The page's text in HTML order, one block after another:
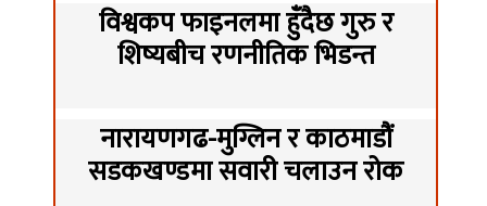
विश्वकप फाइनलमा हुँदैछ गुरु र
शिष्यबीच रणनीतिक भिडन्त
नारायणगढ-मुग्लिन र काठमाडौं
सडकखण्डमा सवारी चलाउन रोक